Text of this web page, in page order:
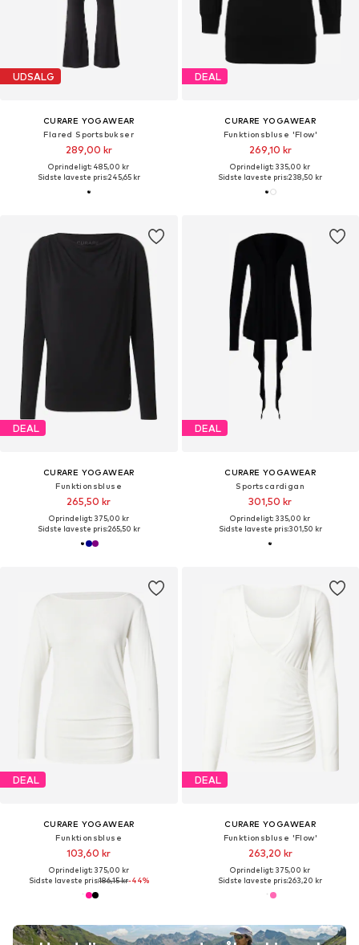
UDSALG
CURARE YOGAWEAR
Flared Sportsbukser
289,00 kr
Oprindeligt: 485,00 kr
Sidste laveste pris:245,65 kr
DEAL
CURARE YOGAWEAR
Funktionsbluse 'Flow'
269,10 kr
Oprindeligt: 335,00 kr
Sidste laveste pris:238,50 kr
DEAL
CURARE YOGAWEAR
Funktionsbluse
265,50 kr
Oprindeligt: 375,00 kr
Sidste laveste pris:265,50 kr
DEAL
CURARE YOGAWEAR
Sportscardigan
301,50 kr
Oprindeligt: 335,00 kr
Sidste laveste pris:301,50 kr
DEAL
CURARE YOGAWEAR
Funktionsbluse
103,60 kr
Oprindeligt: 375,00 kr
Sidste laveste pris:186,15 kr-44%
DEAL
CURARE YOGAWEAR
Funktionsbluse 'Flow'
263,20 kr
Oprindeligt: 375,00 kr
Sidste laveste pris:263,20 kr